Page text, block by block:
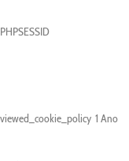
PHPSESSID
viewed_cookie_policy 1 Ano